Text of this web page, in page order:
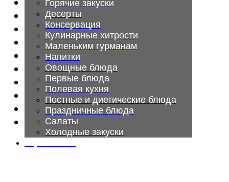
Горячие закуски
Десерты
Консервация
Кулинарные хитрости
Маленьким гурманам
Напитки
Овощные блюда
Первые блюда
Полевая кухня
Постные и диетические блюда
Праздничные блюда
Салаты
Холодные закуски
Кулинарные хитрости
Маленьким гурманам
Овощные блюда
Первые блюда
Полевая кухня
Постные и диетические блюда
Праздничные блюда
Салаты
Холодные закуски